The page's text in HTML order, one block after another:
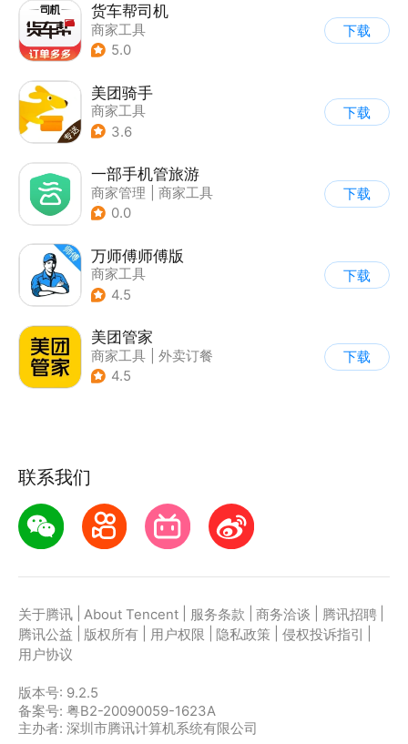
货车帮司机
商家工具
5.0
下载
美团骑手
商家工具
3.6
下载
一部手机管旅游
商家管理
商家工具
| 效率办公
0.0
下载
万师傅师傅版
商家工具
4.5
下载
美团管家
商家工具
外卖订餐
4.5
下载
联系我们
关于腾讯 About Tencent 服务条款 商务洽谈 腾讯招聘
腾讯公益
版权所有 用户权限 隐私政策 侵权投诉指引
用户协议
版本号: 9.2.5
备案号: 粤B2-20090059-1623A
主办者: 深圳市腾讯计算机系统有限公司